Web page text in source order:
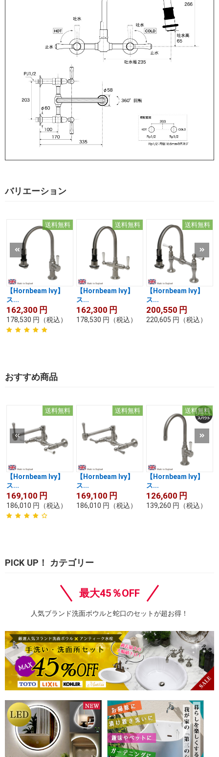
バリエーション
送料無料
【Hornbeam Ivy】
ス...
162,300 円
178,530 円 （税込）
送料無料
【Hornbeam Ivy】
ス...
162,300 円
178,530 円 （税込）
送料無料
【Hornbeam Ivy】
ス...
200,550 円
220,605 円 （税込）
おすすめ商品
送料無料
【Hornbeam Ivy】
ス...
169,100 円
186,010 円 （税込）
送料無料
【Hornbeam Ivy】
ス...
169,100 円
186,010 円 （税込）
送料無料
【Hornbeam Ivy】
ス...
126,600 円
139,260 円 （税込）
PICK UP！ カテゴリー
最大45％OFF
人気ブランド洗面ボウルと蛇口のセットが超お得！